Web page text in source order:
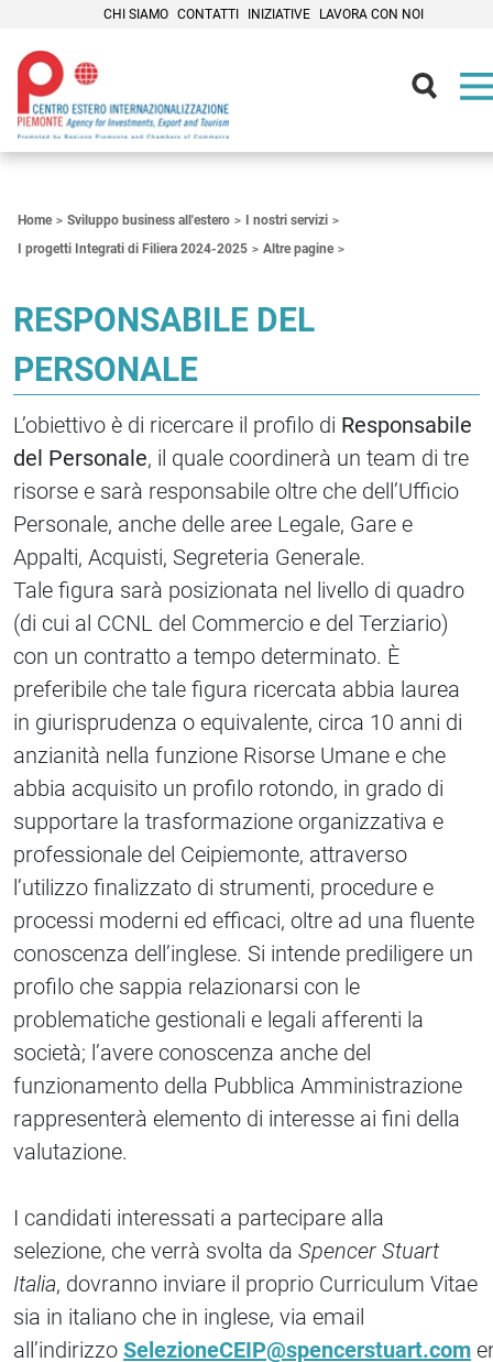
CHI SIAMO CONTATTI INIZIATIVE LAVORA CON NOI
Home Sviluppo business all'estero
I nostri servizi
I progetti Integrati di Filiera 2024-2025
Altre pagine
RESPONSABILE DEL
PERSONALE
L’obiettivo è di ricercare il profilo di Responsabile
del Personale, il quale coordinerà un team di tre
risorse e sarà responsabile oltre che dell’Ufficio
Personale, anche delle aree Legale, Gare e
Appalti, Acquisti, Segreteria Generale.
Tale figura sarà posizionata nel livello di quadro
(di cui al CCNL del Commercio e del Terziario)
con un contratto a tempo determinato. È
preferibile che tale figura ricercata abbia laurea
in giurisprudenza o equivalente, circa 10 anni di
anzianità nella funzione Risorse Umane e che
abbia acquisito un profilo rotondo, in grado di
supportare la trasformazione organizzativa e
professionale del Ceipiemonte, attraverso
l’utilizzo finalizzato di strumenti, procedure e
processi moderni ed efficaci, oltre ad una fluente
conoscenza dell’inglese. Si intende prediligere un
profilo che sappia relazionarsi con le
problematiche gestionali e legali afferenti la
società; l’avere conoscenza anche del
funzionamento della Pubblica Amministrazione
rappresenterà elemento di interesse ai fini della
valutazione.
I candidati interessati a partecipare alla
selezione, che verrà svolta da Spencer Stuart
Italia, dovranno inviare il proprio Curriculum Vitae
sia in italiano che in inglese, via email
all’indirizzo SelezioneCEIP@spencerstuart.com